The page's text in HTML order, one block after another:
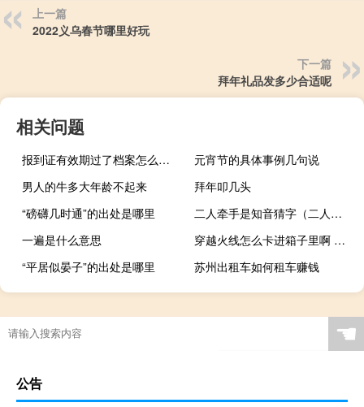
上一篇
2022义乌春节哪里好玩
下一篇
拜年礼品发多少合适呢
相关问题
报到证有效期过了档案怎么办（报到证有效期）
元宵节的具体事例几句说
男人的牛多大年龄不起来
拜年叩几头
“磅礴几时通”的出处是哪里
二人牵手是知音猜字（二人牵手是知音猜八个字）
一遍是什么意思
穿越火线怎么卡进箱子里啊 穿越火线怎样卡箱子
“平居似晏子”的出处是哪里
苏州出租车如何租车赚钱
☚
公告